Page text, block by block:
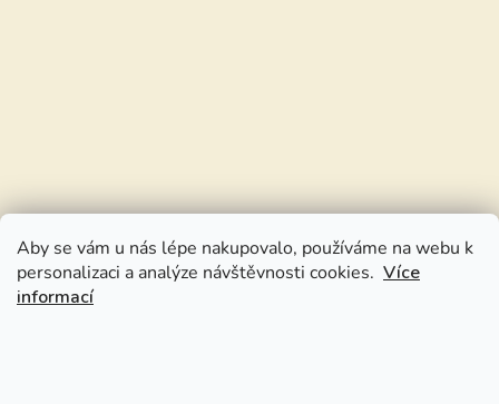
Aby se vám u nás lépe nakupovalo, používáme na webu k
personalizaci a analýze návštěvnosti cookies. Více
informací